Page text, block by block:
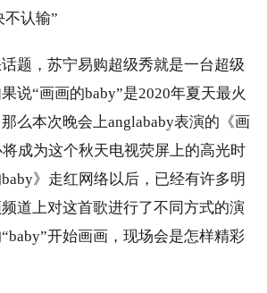
不认输”
题，苏宁易购超级秀就是一台超级
说“画画的baby”是2020年夏天最火
么本次晚会上anglababy表演的《画
成为这个秋天电视荧屏上的高光时
》走红网络以后，已经有许多明
道上对这首歌进行了不同方式的演
开始画画，现场会是怎样精彩